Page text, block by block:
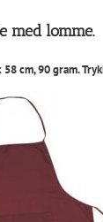
med lomme.
cm, 90 gram.